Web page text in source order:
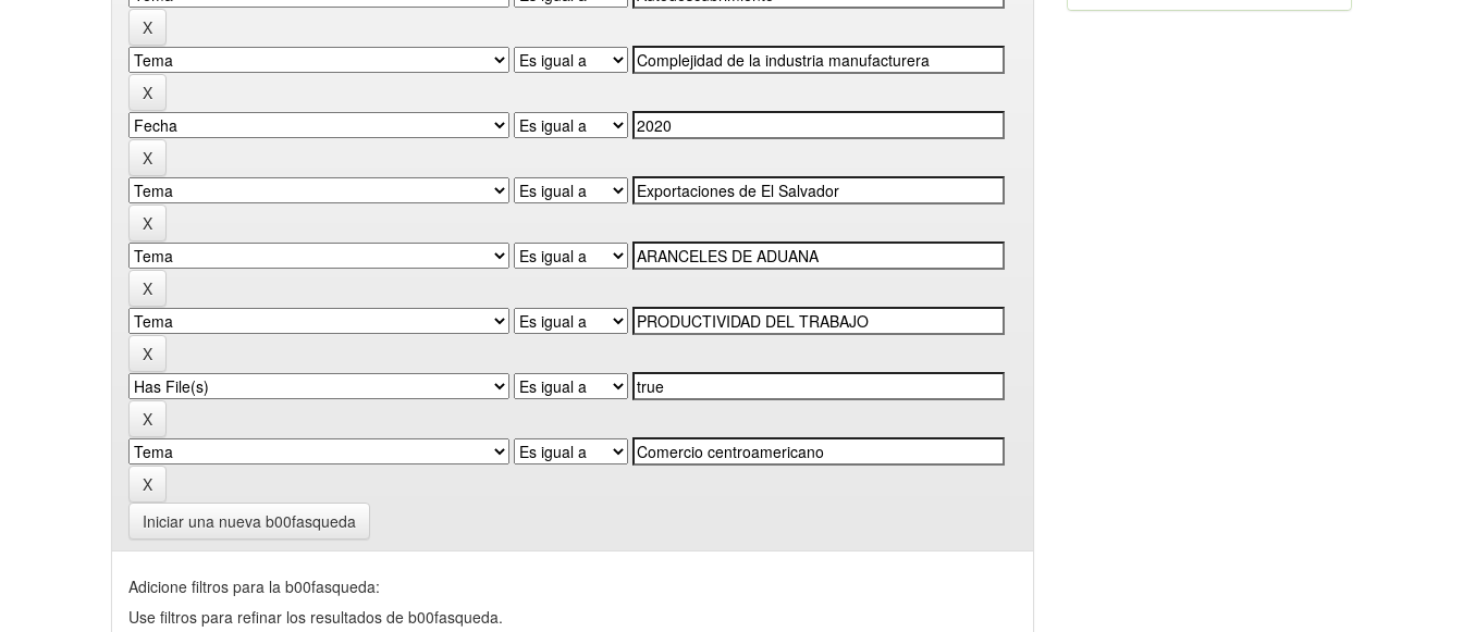
Iniciar una nueva b00fasqueda
Adicione filtros para la b00fasqueda:
Use filtros para refinar los resultados de b00fasqueda.